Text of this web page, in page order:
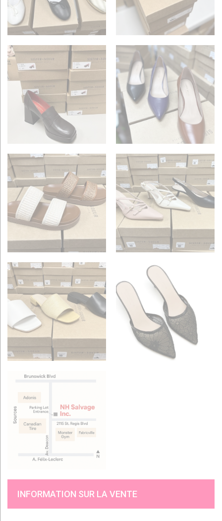
INFORMATION SUR LA VENTE